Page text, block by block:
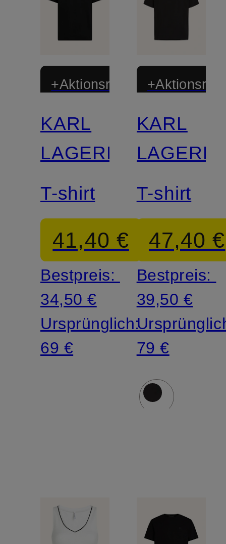
+Aktionsrabatt
Zertifiziert
KARL
LAGERFELD
T-shirt
41,40 €
Bestpreis:
34,50 €
Ursprünglich:
69 €
KARL
T-shirt
47,40 €
Bestpreis:
39,50 €
79 €